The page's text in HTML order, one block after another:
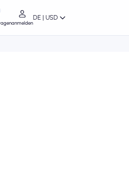
anmelden
DE | USD